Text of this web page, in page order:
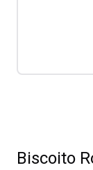
Biscoito